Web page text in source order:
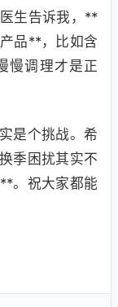
生告诉我，**
品**，比如含
慢调理才是正
是个挑战。希
季困扰其实不
。祝大家都能